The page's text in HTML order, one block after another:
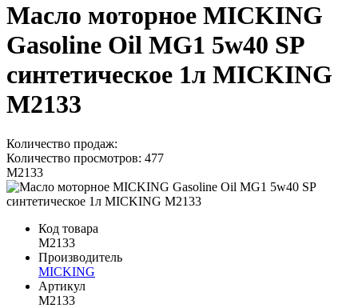
Масло моторное MICKING
Gasoline Oil MG1 5w40 SP
синтетическое 1л MICKING
M2133
Количество продаж:
Количество просмотров: 477
M2133
Код товара
M2133
Производитель
MICKING
Артикул
M2133